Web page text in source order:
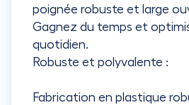
poignée robuste et large
Gagnez du temps et
quotidien.
Robuste et polyvalente :
Fabrication en plastique